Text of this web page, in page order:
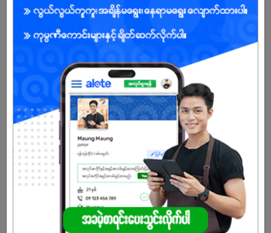
နေ့ဆိုင်း၊ ညဆိုင်း အလှည့်ကျဆင်းနိုင်သူဖြစ်ပါသလား? YES
လက်ရှိ သင်တန်း, ကျောင်းတက်နေသူ ဖြစ်ပါသလား?
အလုပ်ရပါက ချက်ချင်းဆင်းနိုင်ပါသလား?